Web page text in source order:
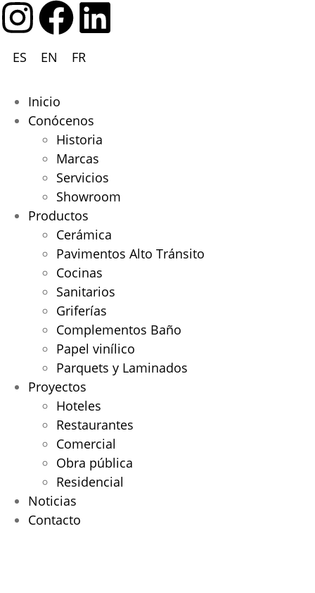
ES EN FR
Inicio
Conócenos
Historia
Marcas
Servicios
Showroom
Productos
Cerámica
Pavimentos Alto Tránsito
Cocinas
Sanitarios
Griferías
Complementos Baño
Papel vinílico
Parquets y Laminados
Proyectos
Hoteles
Restaurantes
Comercial
Obra pública
Residencial
Noticias
Contacto